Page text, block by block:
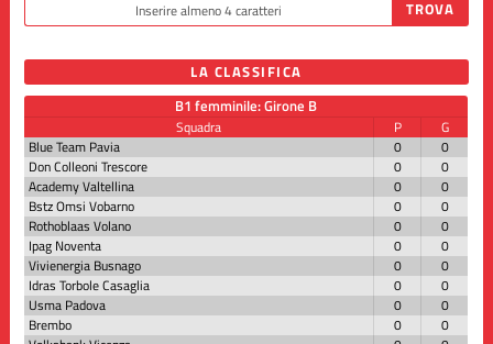
LA CLASSIFICA
B1 femminile: Girone B
Squadra P
G
Blue Team Pavia
0
0
Don Colleoni Trescore
0
0
Academy Valtellina
0
0
Bstz Omsi Vobarno
0
0
Rothoblaas Volano
0
0
Ipag Noventa
0
0
Vivienergia Busnago
0
0
Idras Torbole Casaglia
0
0
Usma Padova
0
0
Brembo
0
0